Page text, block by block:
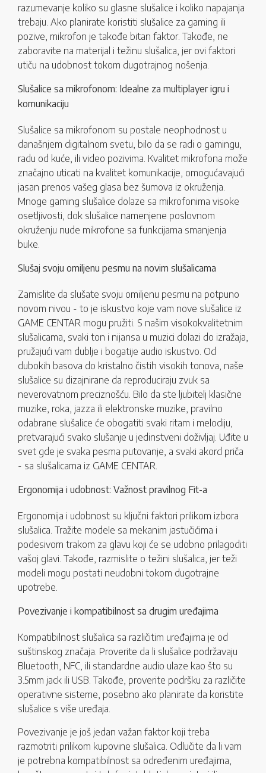
razumevanje koliko su glasne slušalice i koliko napajanja
trebaju. Ako planirate koristiti slušalice za gaming ili
pozive, mikrofon je takođe bitan faktor. Takođe, ne
zaboravite na materijal i težinu slušalica, jer ovi faktori
utiču na udobnost tokom dugotrajnog nošenja.
Slušalice sa mikrofonom: Idealne za multiplayer igru i
komunikaciju
Slušalice sa mikrofonom su postale neophodnost u
današnjem digitalnom svetu, bilo da se radi o gamingu,
radu od kuće, ili video pozivima. Kvalitet mikrofona može
značajno uticati na kvalitet komunikacije, omogućavajući
jasan prenos vašeg glasa bez šumova iz okruženja.
Mnoge gaming slušalice dolaze sa mikrofonima visoke
osetljivosti, dok slušalice namenjene poslovnom
okruženju nude mikrofone sa funkcijama smanjenja
buke.
Slušaj svoju omiljenu pesmu na novim slušalicama
Zamislite da slušate svoju omiljenu pesmu na potpuno
novom nivou - to je iskustvo koje vam nove slušalice iz
GAME CENTAR mogu pružiti. S našim visokokvalitetnim
slušalicama, svaki ton i nijansa u muzici dolazi do izražaja,
pružajući vam dublje i bogatije audio iskustvo. Od
dubokih basova do kristalno čistih visokih tonova, naše
slušalice su dizajnirane da reproduciraju zvuk sa
neverovatnom preciznošću. Bilo da ste ljubitelj klasične
muzike, roka, jazza ili elektronske muzike, pravilno
odabrane slušalice će obogatiti svaki ritam i melodiju,
pretvarajući svako slušanje u jedinstveni doživljaj. Uđite u
svet gde je svaka pesma putovanje, a svaki akord priča
- sa slušalicama iz GAME CENTAR.
Ergonomija i udobnost: Važnost pravilnog Fit-a
Ergonomija i udobnost su ključni faktori prilikom izbora
slušalica. Tražite modele sa mekanim jastučićima i
podesivom trakom za glavu koji će se udobno prilagoditi
vašoj glavi. Takođe, razmislite o težini slušalica, jer teži
modeli mogu postati neudobni tokom dugotrajne
upotrebe.
Povezivanje i kompatibilnost sa drugim uređajima
Kompatibilnost slušalica sa različitim uređajima je od
suštinskog značaja. Proverite da li slušalice podržavaju
Bluetooth, NFC, ili standardne audio ulaze kao što su
3.5mm jack ili USB. Takođe, proverite podršku za različite
operativne sisteme, posebno ako planirate da koristite
slušalice s više uređaja.
Povezivanje je još jedan važan faktor koji treba
razmotriti prilikom kupovine slušalica. Odlučite da li vam
je potrebna kompatibilnost sa određenim uređajima,